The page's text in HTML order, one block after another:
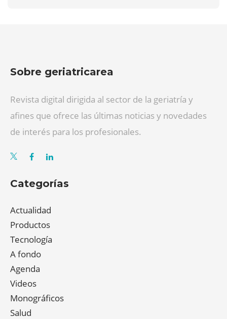
Sobre geriatricarea
Revista digital dirigida al sector de la geriatría y
afines que ofrece las últimas noticias y novedades
de interés para los profesionales.
Categorías
Actualidad
Productos
Tecnología
A fondo
Agenda
Videos
Monográficos
Salud